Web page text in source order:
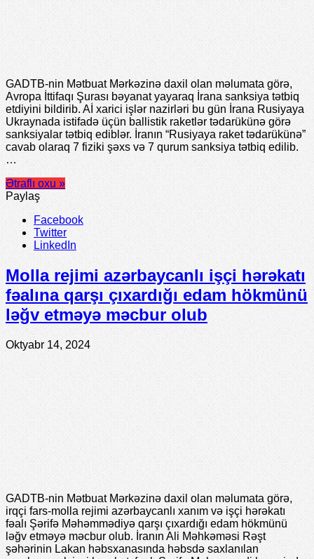
GADTB-nin Mətbuat Mərkəzinə daxil olan məlumata görə,
Avropa İttifaqı Şurası bəyanat yayaraq İrana sanksiya tətbiq
etdiyini bildirib. Aİ xarici işlər nazirləri bu gün İrana Rusiyaya
Ukraynada istifadə üçün ballistik raketlər tədarükünə görə
sanksiyalar tətbiq ediblər. İranın “Rusiyaya raket tədarükünə”
cavab olaraq 7 fiziki şəxs və 7 qurum sanksiya tətbiq edilib.
…
Ətraflı oxu »
Paylaş
Facebook
Twitter
LinkedIn
Molla rejimi azərbaycanlı işçi hərəkatı
fəalına qarşı çıxardığı edam hökmünü
ləğv etməyə məcbur olub
Oktyabr 14, 2024
GADTB-nin Mətbuat Mərkəzinə daxil olan məlumata görə,
irqçi fars-molla rejimi azərbaycanlı xanım və işçi hərəkatı
fəalı Şərifə Məhəmmədiyə qarşı çıxardığı edam hökmünü
ləğv etməyə məcbur olub. İranın Ali Məhkəməsi Rəşt
şəhərinin Lakan həbsxanasında həbsdə saxlanılan